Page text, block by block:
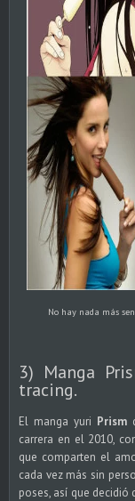
No hay nada más
3) Manga
tracing.
El manga yuri Prism
carrera en el 2010,
que comparten el
cada vez más sin
poses, así que decidió